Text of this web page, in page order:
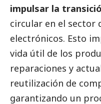
impulsar la
circular en el sector
electrónicos. Esto
vida útil de los
reparaciones y
reutilización de
garantizando un